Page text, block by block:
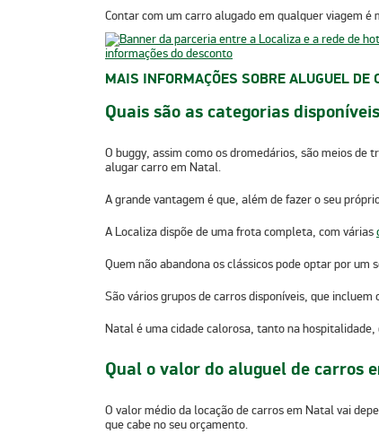
Contar com um carro alugado em qualquer viagem
MAIS INFORMAÇÕES SOBRE ALUGUEL DE
Quais são as categorias
O buggy, assim como os dromedários, são meios de
alugar carro em Natal.
A grande vantagem é que, além de fazer o seu
A Localiza dispõe de uma frota completa, com várias
Quem não abandona os clássicos pode optar por
São vários grupos de carros disponíveis, que
Natal é uma cidade calorosa, tanto na
Qual o valor do aluguel de carros
O valor médio da locação de carros em Natalvai
que cabe no seu orçamento.